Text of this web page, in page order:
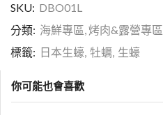
SKU: DBO01L
分類: 海鮮專區,烤肉&露營專區
標籤: 日本生蠔, 牡蠣, 生蠔
你可能也會喜歡